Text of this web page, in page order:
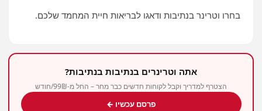
בחרו וטרינר בנתיבות ודאגו לבריאות חיית המחמד שלכם.
אתה וטרינרים בנתיבות בנתיבות?
הצטרף למדריך וקבל לקוחות חדשים כבר מחר – החל מ-99₪/חודש
פרסם עכשיו ←